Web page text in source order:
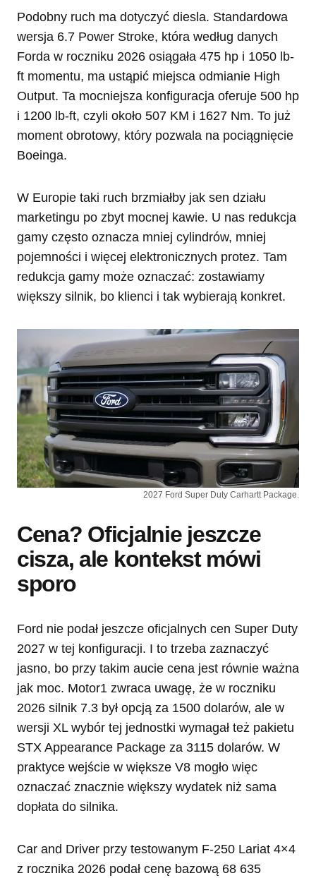
Podobny ruch ma dotyczyć diesla. Standardowa
wersja 6.7 Power Stroke, która według danych
Forda w roczniku 2026 osiągała 475 hp i 1050 lb-
ft momentu, ma ustąpić miejsca odmianie High
Output. Ta mocniejsza konfiguracja oferuje 500 hp
i 1200 lb-ft, czyli około 507 KM i 1627 Nm. To już
moment obrotowy, który pozwala na pociągnięcie
Boeinga.
W Europie taki ruch brzmiałby jak sen działu
marketingu po zbyt mocnej kawie. U nas redukcja
gamy często oznacza mniej cylindrów, mniej
pojemności i więcej elektronicznych protez. Tam
redukcja gamy może oznaczać: zostawiamy
większy silnik, bo klienci i tak wybierają konkret.
2027 Ford Super Duty Carhartt Package.
Cena? Oficjalnie jeszcze
cisza, ale kontekst mówi
sporo
Ford nie podał jeszcze oficjalnych cen Super Duty
2027 w tej konfiguracji. I to trzeba zaznaczyć
jasno, bo przy takim aucie cena jest równie ważna
jak moc. Motor1 zwraca uwagę, że w roczniku
2026 silnik 7.3 był opcją za 1500 dolarów, ale w
wersji XL wybór tej jednostki wymagał też pakietu
STX Appearance Package za 3115 dolarów. W
praktyce wejście w większe V8 mogło więc
oznaczać znacznie większy wydatek niż sama
dopłata do silnika.
Car and Driver przy testowanym F-250 Lariat 4×4
z rocznika 2026 podał cenę bazową 68 635